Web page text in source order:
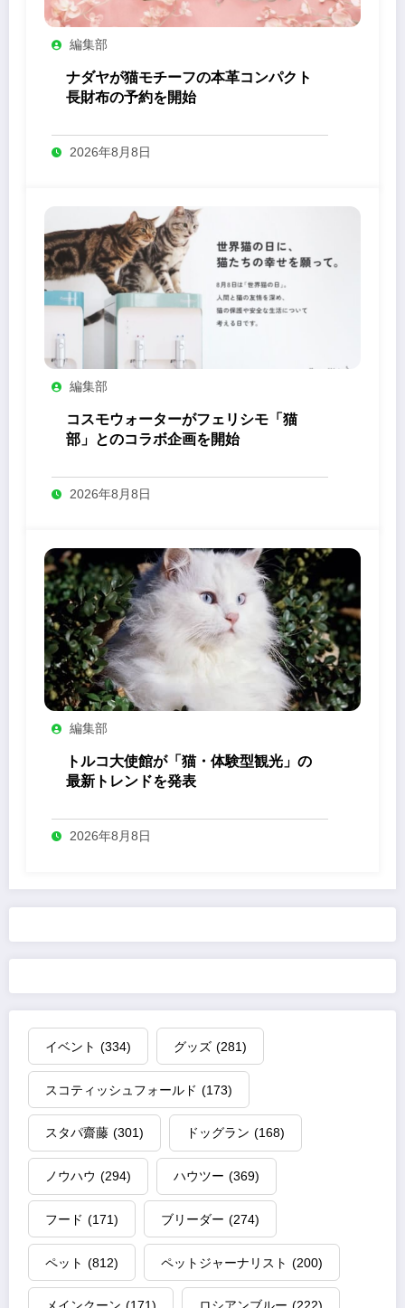
編集部
ナダヤが猫モチーフの本革コンパクト
長財布の予約を開始
2026年8月8日
編集部
コスモウォーターがフェリシモ「猫
部」とのコラボ企画を開始
2026年8月8日
編集部
トルコ大使館が「猫・体験型観光」の
最新トレンドを発表
2026年8月8日
イベント (334) グッズ (281)
スコティッシュフォールド (173)
スタパ齋藤 (301) ドッグラン (168)
ノウハウ (294) ハウツー (369)
フード (171) ブリーダー (274)
ペット (812) ペットジャーナリスト (200)